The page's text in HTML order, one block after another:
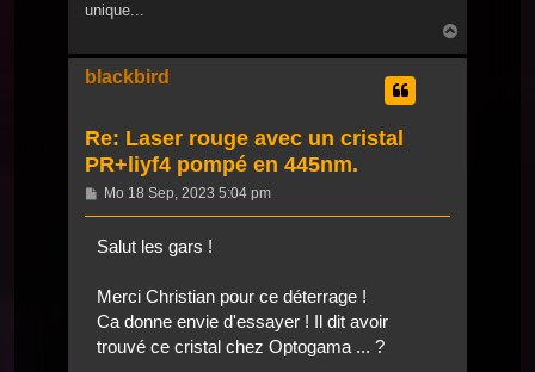
unique...
oben
blackbird
Re: Laser rouge avec un cristal
PR+liyf4 pompé en 445nm.
Beitrag
Mo 18 Sep, 2023 5:04 pm
Salut les gars !
Merci Christian pour ce déterrage !
Ca donne envie d'essayer ! Il dit avoir
trouvé ce cristal chez Optogama ... ?